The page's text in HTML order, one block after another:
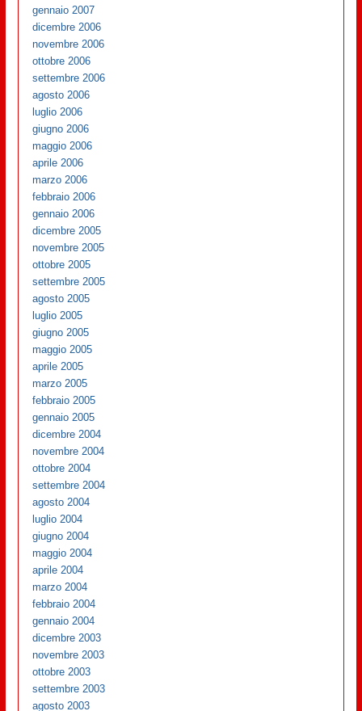
gennaio 2007
dicembre 2006
novembre 2006
ottobre 2006
settembre 2006
agosto 2006
luglio 2006
giugno 2006
maggio 2006
aprile 2006
marzo 2006
febbraio 2006
gennaio 2006
dicembre 2005
novembre 2005
ottobre 2005
settembre 2005
agosto 2005
luglio 2005
giugno 2005
maggio 2005
aprile 2005
marzo 2005
febbraio 2005
gennaio 2005
dicembre 2004
novembre 2004
ottobre 2004
settembre 2004
agosto 2004
luglio 2004
giugno 2004
maggio 2004
aprile 2004
marzo 2004
febbraio 2004
gennaio 2004
dicembre 2003
novembre 2003
ottobre 2003
settembre 2003
agosto 2003